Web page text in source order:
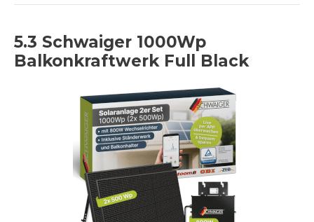
5.3 Schwaiger 1000Wp
Balkonkraftwerk Full Black